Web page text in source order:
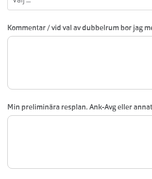
Kommentar / vid val av dubbelrum bor jag
Min preliminära resplan. Ank-Avg eller